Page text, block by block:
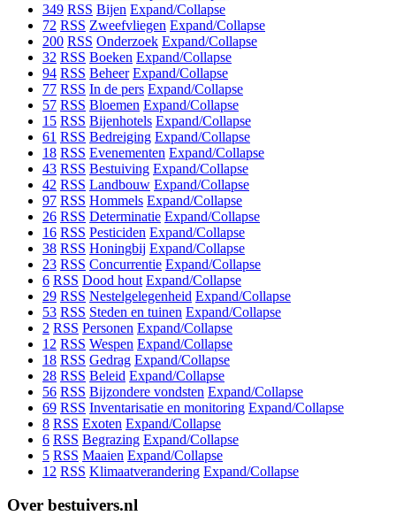
349 RSS Bijen Expand/Collapse
72 RSS Zweefvliegen Expand/Collapse
200 RSS Onderzoek Expand/Collapse
32 RSS Boeken Expand/Collapse
94 RSS Beheer Expand/Collapse
77 RSS In de pers Expand/Collapse
57 RSS Bloemen Expand/Collapse
15 RSS Bijenhotels Expand/Collapse
61 RSS Bedreiging Expand/Collapse
18 RSS Evenementen Expand/Collapse
43 RSS Bestuiving Expand/Collapse
42 RSS Landbouw Expand/Collapse
97 RSS Hommels Expand/Collapse
26 RSS Determinatie Expand/Collapse
16 RSS Pesticiden Expand/Collapse
38 RSS Honingbij Expand/Collapse
23 RSS Concurrentie Expand/Collapse
6 RSS Dood hout Expand/Collapse
29 RSS Nestelgelegenheid Expand/Collapse
53 RSS Steden en tuinen Expand/Collapse
2 RSS Personen Expand/Collapse
12 RSS Wespen Expand/Collapse
18 RSS Gedrag Expand/Collapse
28 RSS Beleid Expand/Collapse
56 RSS Bijzondere vondsten Expand/Collapse
69 RSS Inventarisatie en monitoring Expand/Collapse
8 RSS Exoten Expand/Collapse
6 RSS Begrazing Expand/Collapse
5 RSS Maaien Expand/Collapse
12 RSS Klimaatverandering Expand/Collapse
Over bestuivers.nl